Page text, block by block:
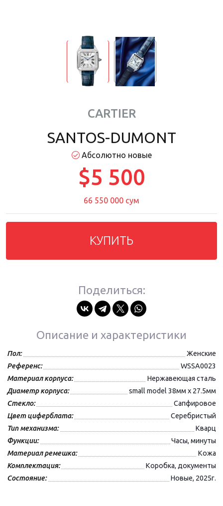
CARTIER
SANTOS-DUMONT
Абсолютно новые
$5 500
66 550 000 сум
КУПИТЬ
Поделиться:
Описание и характеристики
Пол:
Женские
Референс:
WSSA0023
Материал корпуса:
Нержавеющая сталь
Диаметр корпуса:
small model 38мм х 27.5мм
Стекло:
Сапфировое
Цвет циферблата:
Серебристый
Тип механизма:
Кварц
Функции:
Часы, минуты
Материал ремешка:
Кожа
Комплектация:
Коробка, документы
Состояние:
Новые, 2025г.